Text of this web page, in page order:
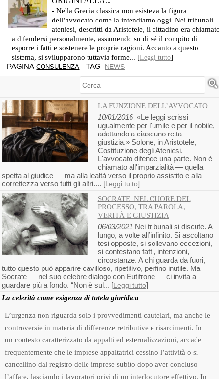
- Nella Grecia classica non esisteva la figura
dell’avvocato come la intendiamo oggi. Nei tribunali
ateniesi, descritti da Aristotele, il cittadino era
a difendersi personalmente, assumendo su di sé il compito di
esporre i fatti e sostenere le proprie ragioni. Accanto a questo
sistema, si svilupparono tuttavia forme... [Leggi tutto]
PAGINACONSULENZA TAG NEWS
Cerca
LA FUNZIONE DELL’AVVOCATO
10/01/2016«Le leggi scrissi
ugualmente per l'umile e per il nobile,
adattando a ciascuno retta
giustizia.» Solone, in Aristotele,
Costituzione degli Ateniesi.
L'avvocato difende una parte. Non è
chiamato all'imparzialità — quella
spetta al giudice — ma alla lealtà verso il proprio assistito e alla
correttezza verso tutti gli altri.... [Leggi tutto]
SOCRATE: NEL CUORE DEL
PROCESSO, TRA PAROLA,
VERITÀ E GIUSTIZIA
06/03/2021 Nei tribunali si discute. A
lungo, a volte all’infinito. Si ascoltano
tesi opposte, si sollevano eccezioni,
si contestano fatti, intenzioni,
circostanze. A chi guarda da fuori,
tutto questo può apparire cavilloso, ripetitivo, perfino inutile. Ma
Socrate — nel suo celebre dialogo con Eutifrone — ci invita a
guardare più a fondo. “Non è sul... [Leggi tutto]
La celerità come esigenza di tutela giuridica
L’urgenza non riguarda solo i provvedimenti cautelari, ma anche le
controversie in materia di differenze retributive e risarcimenti. In
un contesto caratterizzato da appalti ed esternalizzazioni, accade
frequentemente che le imprese appaltatrici cessino l’attività o si
cancellino dal registro delle imprese subito dopo aver concluso
l’affare, lasciando i lavoratori privi di un interlocutore effettivo. In